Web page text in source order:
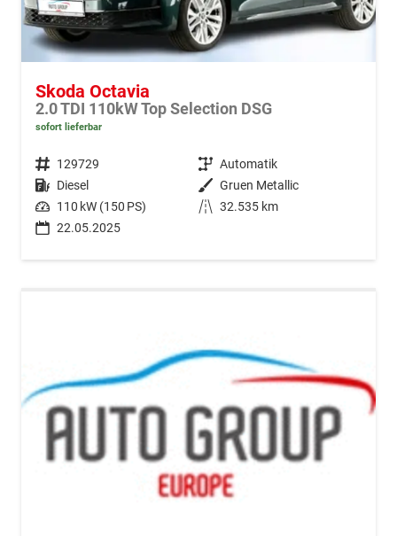
Skoda Octavia
2.0 TDI 110kW Top Selection DSG
sofort lieferbar
Fahrzeugnr. 129729 Getriebe Automatik
Kraftstoff Diesel Außenfarbe Gruen Metallic
Leistung 110 kW (150 PS) Kilometerstand 32.535 km
22.05.2025